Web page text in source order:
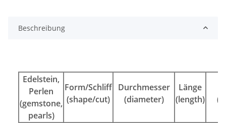
Beschreibung
Edelstein,
Perlen
(gemstone,
pearls)
Form/Schliff
(shape/cut)
Durchmesser
(diameter)
Länge
(length)